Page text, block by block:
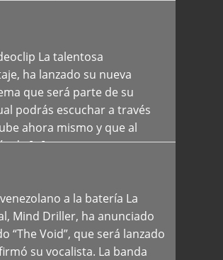
La talentosa
ha lanzado su nueva
que será parte de su
podrás escuchar a través
ahora mismo y que al
de […]
a la batería La
Mind Driller, ha anunciado
Void”, que será lanzado
su vocalista. La banda